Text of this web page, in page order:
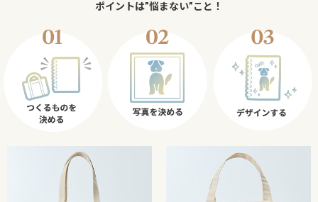
ポイントは”悩まない”こと！